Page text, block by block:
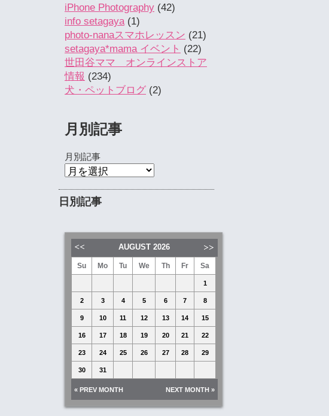
iPhone Photography (42)
info setagaya(1)
photo-nanaスマホレッスン (21)
setagaya*mama イベント (22)
世田谷ママ オンラインストア
情報 (234)
犬・ペットブログ (2)
月別記事
月別記事
日別記事
AUGUST 2026
Su Mo Tu We Th Fr Sa
1
2 3 4 5 6 7 8
9 10 11 12 13 14 15
16 17 18 19 20 21 22
23 24 25 26 27 28 29
30 31
« PREV MONTH NEXT MONTH »